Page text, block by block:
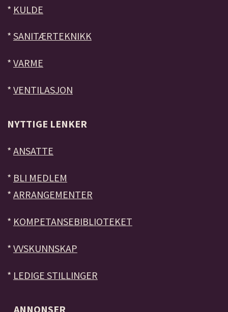
* KULDE
* SANITÆRTEKNIKK
* VARME
* VENTILASJON
NYTTIGE LENKER
* ANSATTE
* BLI MEDLEM
* ARRANGEMENTER
* KOMPETANSEBIBLIOTEKET
* VVSKUNNSKAP
* LEDIGE STILLINGER
ANNONSER